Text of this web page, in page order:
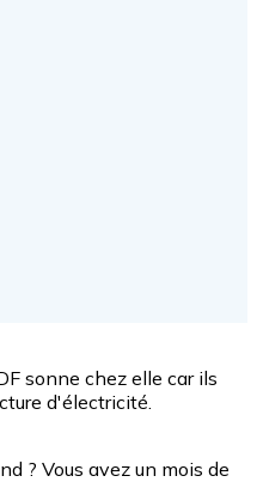
sonne chez elle car ils
d'électricité.
? Vous avez un mois de